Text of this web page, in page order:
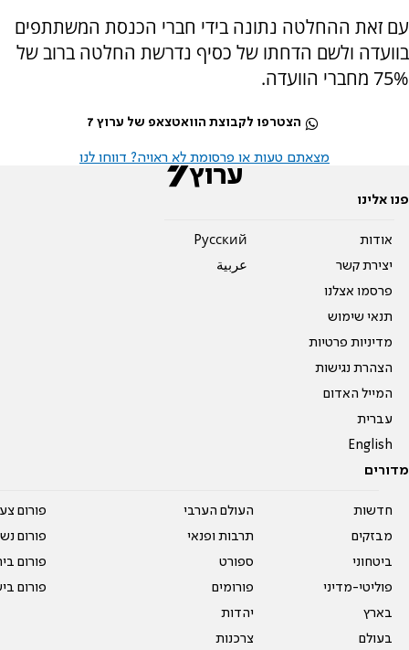
עם זאת ההחלטה נתונה בידי חברי הכנסת המשתתפים
בוועדה ולשם הדחתו של כסיף נדרשת החלטה ברוב של
75% מחברי הוועדה.
הצטרפו לקבוצת הוואטצאפ של ערוץ 7
מצאתם טעות או פרסומת לא ראויה? דווחו לנו
פנו אלינו
אודות
יצירת קשר
פרסמו אצלנו
תנאי שימוש
מדיניות פרטיות
הצהרת נגישות
המייל האדום
עברית
English
Pусский
عربية
מדורים
חדשות
מבזקים
ביטחוני
פוליטי-מדיני
בארץ
בעולם
העולם הערבי
תרבות ופנאי
ספורט
פורומים
יהדות
צרכנות
פורום
פורום
פורום
פורום